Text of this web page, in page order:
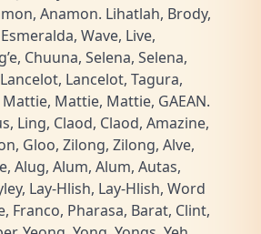
Anamon. Lihatlah, Brody,
Wave, Live,
Chuuna, Selena, Selena,
Lancelot, Tagura,
Mattie, Mattie, GAEAN.
Ling, Claod, Claod, Amazine,
Gloo, Zilong, Zilong, Alve,
Alug, Alum, Alum, Autas,
Lay-Hlish, Lay-Hlish, Word
Franco, Pharasa, Barat, Clint,